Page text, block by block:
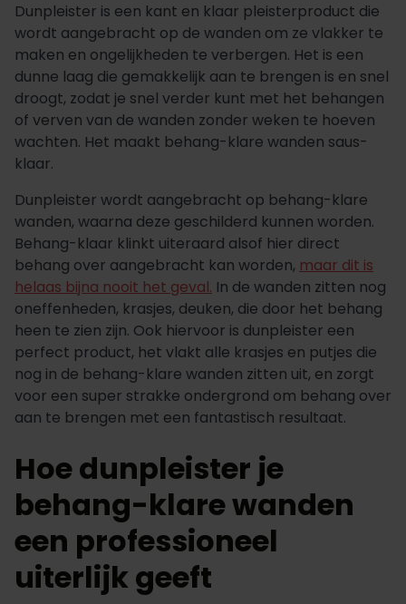
Dunpleister is een kant en klaar pleisterproduct die
wordt aangebracht op de wanden om ze vlakker te
maken en ongelijkheden te verbergen. Het is een
dunne laag die gemakkelijk aan te brengen is en snel
droogt, zodat je snel verder kunt met het behangen
of verven van de wanden zonder weken te hoeven
wachten. Het maakt behang-klare wanden saus-
klaar.
Dunpleister wordt aangebracht op behang-klare
wanden, waarna deze geschilderd kunnen worden.
Behang-klaar klinkt uiteraard alsof hier direct
behang over aangebracht kan worden, maar dit is
helaas bijna nooit het geval. In de wanden zitten nog
oneffenheden, krasjes, deuken, die door het behang
heen te zien zijn. Ook hiervoor is dunpleister een
perfect product, het vlakt alle krasjes en putjes die
nog in de behang-klare wanden zitten uit, en zorgt
voor een super strakke ondergrond om behang over
aan te brengen met een fantastisch resultaat.
Hoe dunpleister je
behang-klare wanden
een professioneel
uiterlijk geeft